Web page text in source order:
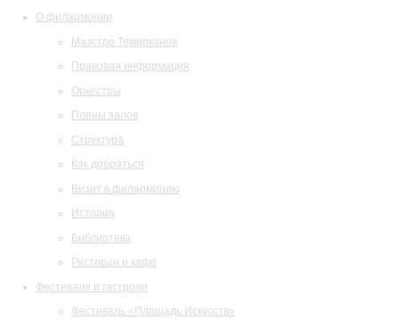
О филармонии
Маэстро Темирканов
Правовая информация
Оркестры
Планы залов
Структура
Как добраться
Визит в филармонию
История
Библиотека
Ресторан и кафе
Фестивали и гастроли
Фестиваль «Площадь Искусств»